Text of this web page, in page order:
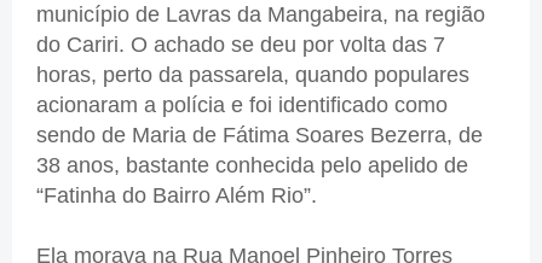
município de Lavras da Mangabeira, na região
do Cariri. O achado se deu por volta das 7
horas, perto da passarela, quando populares
acionaram a polícia e foi identificado como
sendo de Maria de Fátima Soares Bezerra, de
38 anos, bastante conhecida pelo apelido de
“Fatinha do Bairro Além Rio”.
Ela morava na Rua Manoel Pinheiro Torres